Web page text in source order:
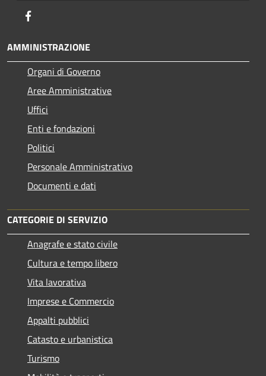
AMMINISTRAZIONE
Organi di Governo
Aree Amministrative
Uffici
Enti e fondazioni
Politici
Personale Amministrativo
Documenti e dati
CATEGORIE DI SERVIZIO
Anagrafe e stato civile
Cultura e tempo libero
Vita lavorativa
Imprese e Commercio
Appalti pubblici
Catasto e urbanistica
Turismo